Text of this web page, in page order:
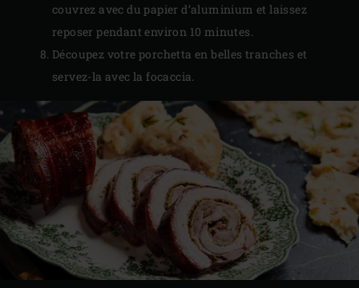
couvrez avec du papier d’aluminium et laissez
reposer pendant environ 10 minutes.
Découpez votre porchetta en belles tranches et
servez-la avec la focaccia.